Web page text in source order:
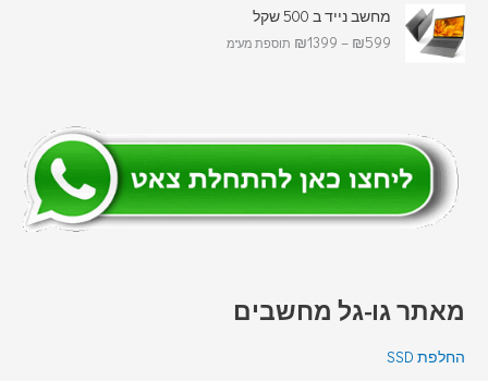
מחשב נייד ב 500 שקל
₪599
–
₪1399 תוספת מע"מ
מאתר גו-גל מחשבים
החלפת SSD